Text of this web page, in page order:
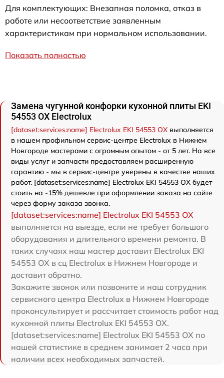
Для комплектующих: Внезапная поломка, отказ в
работе или несоответствие заявленным
характеристикам при нормальном использовании.
Показать полностью
Замена чугунной конфорки кухонной плиты EKI
54553 OX Electrolux
[dataset:services:name] Electrolux EKI 54553 OX выполняется
в нашем профильном сервис-центре Electrolux в Нижнем
Новгороде мастерами с огромным опытом - от 5 лет. На все
виды услуг и запчасти предоставляем расширенную
гарантию - мы в сервис-центре уверены в качестве наших
работ. [dataset:services:name] Electrolux EKI 54553 OX будет
стоить на -15% дешевле при оформлении заказа на сайте
через форму заказа звонка.
[dataset:services:name] Electrolux EKI 54553 OX
выполняется на выезде, если не требует большого
оборудования и длительного времени ремонта. В
таких случаях наш мастер доставит Electrolux EKI
54553 OX в сц Electrolux в Нижнем Новгороде и
доставит обратно.
Закажите звонок или позвоните и наш сотрудник
сервисного центра Electrolux в Нижнем Новгороде
проконсультирует и рассчитает стоимость работ над
кухонной плиты Electrolux EKI 54553 OX.
[dataset:services:name] Electrolux EKI 54553 OX по
нашей статистике в среднем занимает 2 часа при
наличии всех необходимых запчастей.